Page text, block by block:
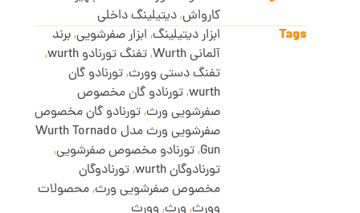
کارواش,دیتیلینگ داخلی
Tags ابزار دیتیلینگ, ابزار صفرشویی,برند
آلمانی Wurth
,تفنگ تورنادو wurth
,
تفنگ دستی وورث,تورنادو گان
wurth
,تورنادو گان مخصوص
صفرشویی ورث,تورنادو گان مخصوص
صفرشویی ورث مدل Wurth Tornado
Gun
,تورنادو مخصوص صفرشویی,
تورنادوگان wurth
,تورنادوگان
مخصوص صفرشویی ورث,محصولات
وورث, ورث, وورث